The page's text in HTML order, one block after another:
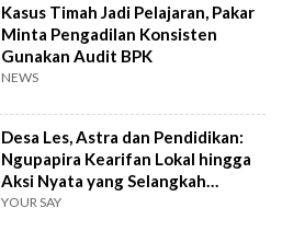
Kasus Timah Jadi Pelajaran, Pakar
Minta Pengadilan Konsisten
Gunakan Audit BPK
NEWS
Desa Les, Astra dan Pendidikan:
Ngupapira Kearifan Lokal hingga
Aksi Nyata yang Selangkah
Mendahului
YOUR SAY